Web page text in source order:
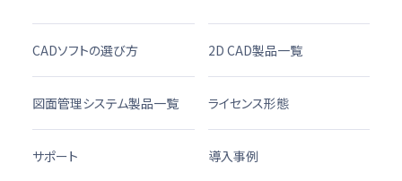
CADソフトの選び方 2D CAD製品一覧
図面管理システム製品一覧 ライセンス形態
サポート 導入事例